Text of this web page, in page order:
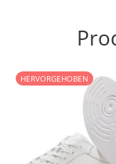
HERVORGEHOBEN